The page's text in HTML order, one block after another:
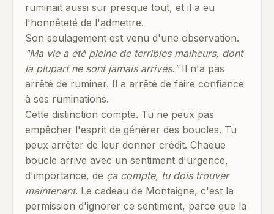
ruminait aussi sur presque tout, et il a eu
l'honnêteté de l'admettre.
Son soulagement est venu d'une observation.
"Ma vie a été pleine de terribles malheurs, dont
la plupart ne sont jamais arrivés."Il n'a pas
arrêté de ruminer. Il a arrêté de faire confiance
à ses ruminations.
Cette distinction compte. Tu ne peux pas
empêcher l'esprit de générer des boucles. Tu
peux arrêter de leur donner crédit. Chaque
boucle arrive avec un sentiment d'urgence,
d'importance, de ça compte, tu dois trouver
maintenant. Le cadeau de Montaigne, c'est la
permission d'ignorer ce sentiment, parce que la